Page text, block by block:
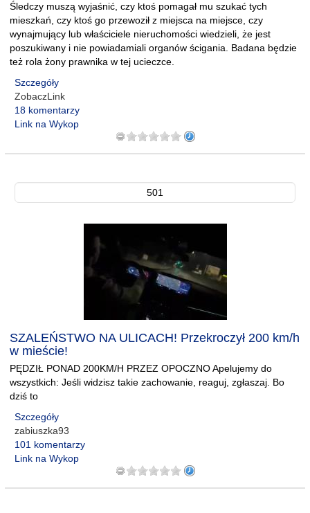
Śledczy muszą wyjaśnić, czy ktoś pomagał mu szukać tych
mieszkań, czy ktoś go przewoził z miejsca na miejsce, czy
wynajmujący lub właściciele nieruchomości wiedzieli, że jest
poszukiwany i nie powiadamiali organów ścigania. Badana będzie
też rola żony prawnika w tej ucieczce.
Szczegóły
ZobaczLink
18 komentarzy
Link na Wykop
501
SZALEŃSTWO NA ULICACH! Przekroczył 200 km/h
w mieście!
PĘDZIŁ PONAD 200KM/H PRZEZ OPOCZNO Apelujemy do
wszystkich: Jeśli widzisz takie zachowanie, reaguj, zgłaszaj. Bo
dziś to
Szczegóły
zabiuszka93
101 komentarzy
Link na Wykop